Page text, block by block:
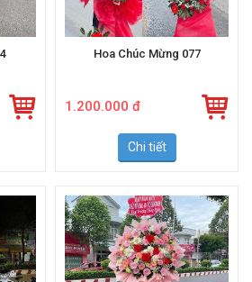
Hoa Chúc Mừng 077
Chi tiết